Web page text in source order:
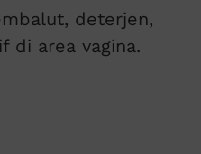
deterjen,
di area vagina.